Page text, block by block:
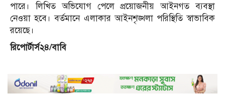
পারে। লিখিত অভিযোগ পেলে প্রয়োজনীয় আইনগত ব্যবস্থা
নেওয়া হবে। বর্তমানে এলাকার আইনশৃঙ্খলা পরিস্থিতি স্বাভাবিক
রয়েছে।
রিপোর্টার্স২৪/বাবি